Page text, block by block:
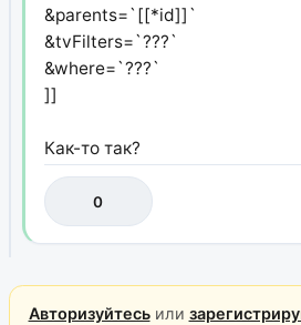
&parents=`[[*id]]`
&tvFilters=`???`
&where=`???`
]]
Как-то так?
0
Авторизуйтесьили